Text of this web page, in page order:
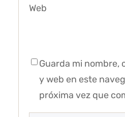
Web
Guarda mi nombre,
y web en este
próxima vez que